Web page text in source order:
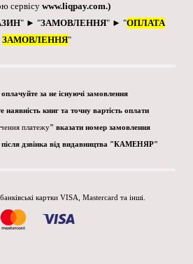
сервісуwww.liqpay.com.)
" ► "ЗАМОВЛЕННЯ" ► "ОПЛАТА
ЗАМОВЛЕННЯ"
за не існуючі замовлення
наявність книг та точну вартість оплати
платежу" вказати номер замовлення
дзвінка від видавництва "КАМЕНЯР"
картки VISA, Mastercard та інші.